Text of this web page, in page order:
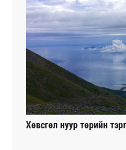
Хөвсгөл нуур төрийн